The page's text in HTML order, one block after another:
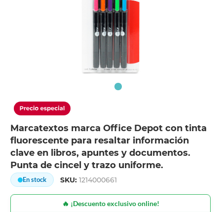
Marcatextos marca Office Depot con tinta
fluorescente para resaltar información
clave en libros, apuntes y documentos.
Punta de cincel y trazo uniforme.
En stock SKU:1214000661
🔥 ¡Descuento exclusivo online!